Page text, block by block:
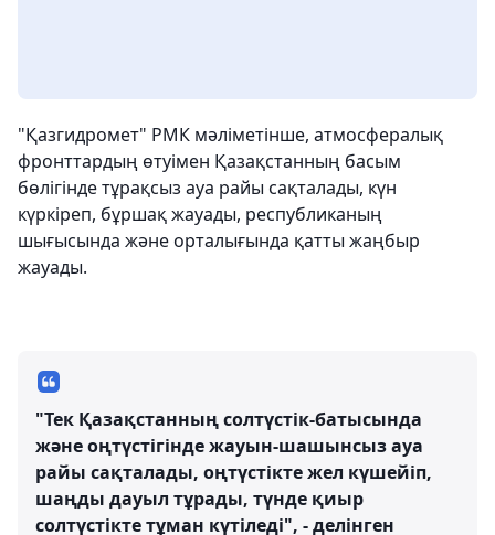
"Қазгидромет" РМК мәліметінше, атмосфералық
фронттардың өтуімен Қазақстанның басым
бөлігінде тұрақсыз ауа райы сақталады, күн
күркіреп, бұршақ жауады, республиканың
шығысында және орталығында қатты жаңбыр
жауады.
"Тек Қазақстанның солтүстік-батысында
және оңтүстігінде жауын-шашынсыз ауа
райы сақталады, оңтүстікте жел күшейіп,
шаңды дауыл тұрады, түнде қиыр
солтүстікте тұман күтіледі", - делінген